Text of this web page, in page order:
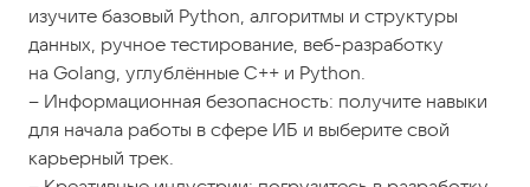
изучите базовый Python, алгоритмы и структуры
данных, ручное тестирование, веб-разработку
на Golang, углублённые C++ и Python.
– Информационная безопасность: получите навыки
для начала работы в сфере ИБ и выберите свой
карьерный трек.